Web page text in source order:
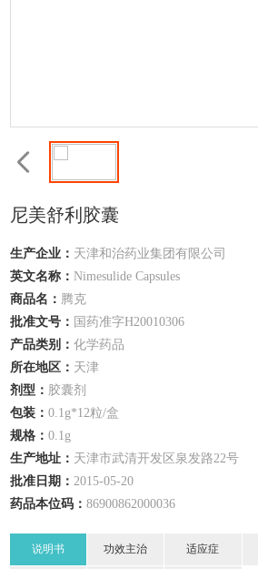
尼美舒利胶囊
生产企业： 天津和治药业集团有限公司
英文名称：Nimesulide Capsules
商品名： 腾克
批准文号： 国药准字H20010306
产品类别：化学药品
所在地区： 天津
剂型： 胶囊剂
包装：0.1g*12粒/盒
规格：0.1g
生产地址： 天津市武清开发区泉发路22号
批准日期：2015-05-20
药品本位码：86900862000036
说明书 功效主治 适应症